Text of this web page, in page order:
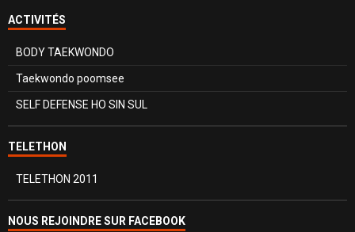
ACTIVITÉS
BODY TAEKWONDO
Taekwondo poomsee
SELF DEFENSE HO SIN SUL
TELETHON
TELETHON 2011
NOUS REJOINDRE SUR FACEBOOK